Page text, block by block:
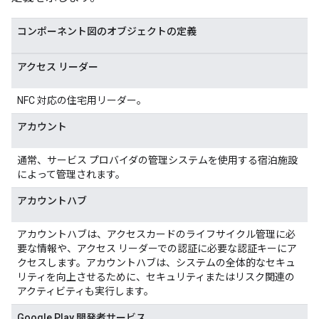
コンポーネント図のオブジェクトの定義
アクセス リーダー
NFC 対応の住宅用リーダー。
アカウント
通常、サービス プロバイダの管理システムを使用する宿泊施設
によって管理されます。
アカウントハブ
アカウントハブは、アクセスカードのライフサイクル管理に必
要な情報や、アクセス リーダーでの認証に必要な認証キーにア
クセスします。アカウントハブは、システムの全体的なセキュ
リティを向上させるために、セキュリティまたはリスク関連の
アクティビティも実行します。